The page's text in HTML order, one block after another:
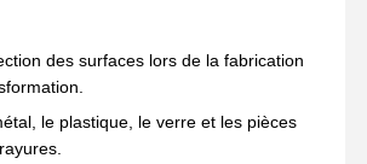
de compagnie
des surfaces lors de la fabrication
le plastique, le verre et les pièces